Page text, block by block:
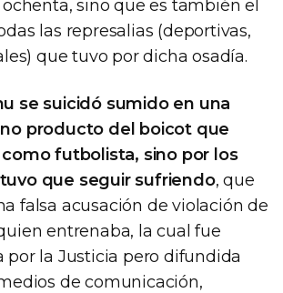
sino que es también el
las represalias (deportivas,
que tuvo por dicha osadía.
se suicidó sumido en una
producto del boicot que
futbolista, sino por los
que seguir sufriendo, que
falsa acusación de violación de
entrenaba, la cual fue
por la Justicia pero difundida
de comunicación,